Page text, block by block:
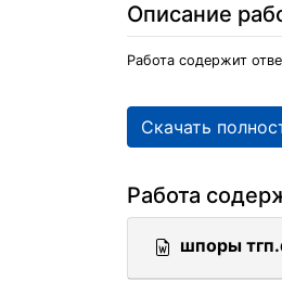
Описание
Работа содержит
Скачать
Работа
шпоры